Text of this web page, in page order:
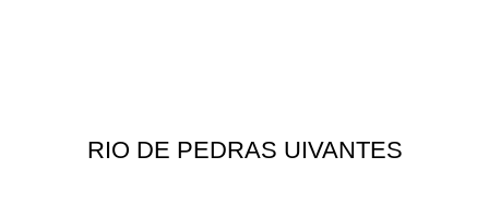
RIO DE PEDRAS UIVANTES